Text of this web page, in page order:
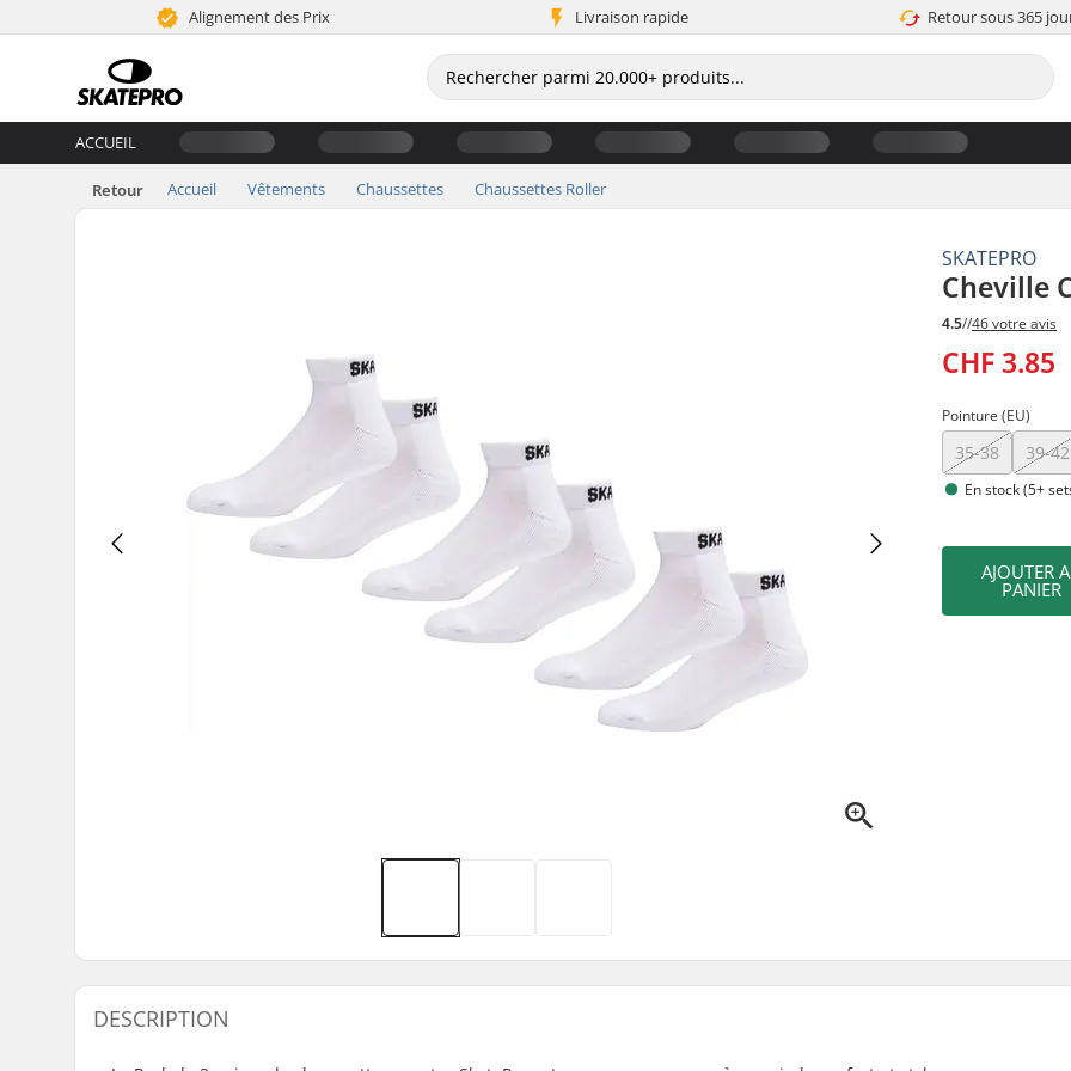
Alignement des Prix Livraison rapide Retour sous 365
ACCUEIL
Retour Accueil Vêtements Chaussettes Chaussettes Roller
SKATEPRO
Cheville
4.5//46 votre avis
CHF 3.85
Pointure (EU)
35-38 39-42
En stock (5+
AJOUTER
PANIER
DESCRIPTION